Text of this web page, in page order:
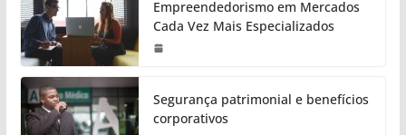
Empreendedorismo em Mercados
Cada Vez Mais Especializados
Segurança patrimonial e benefícios
corporativos